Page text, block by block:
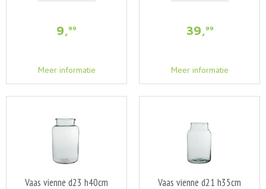
9,99
Meer informatie
39,99
Meer informatie
Vaas vienne d23 h40cm
Vaas vienne d21 h35cm